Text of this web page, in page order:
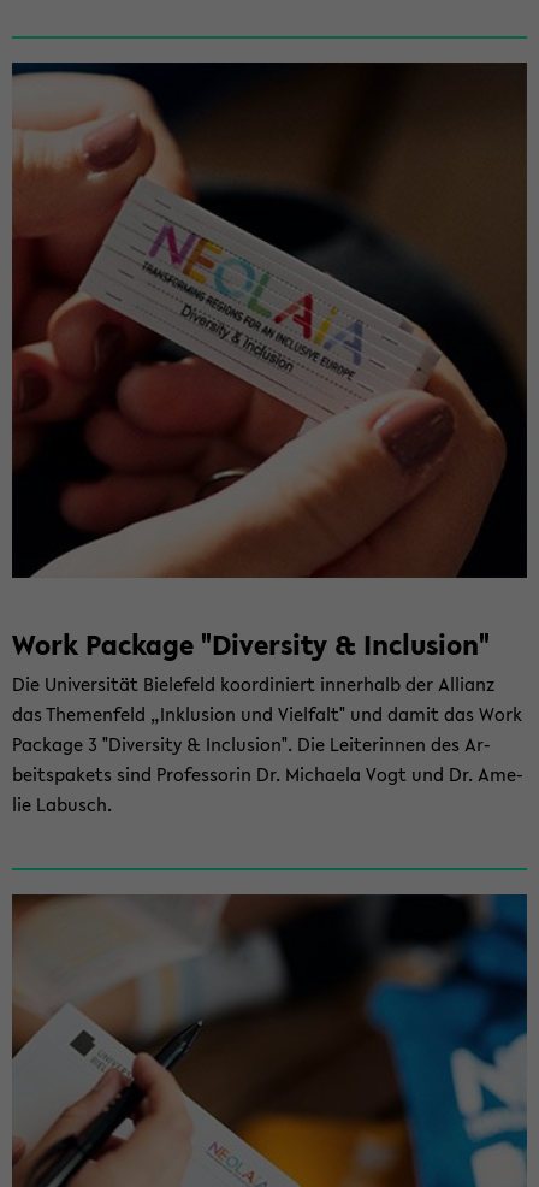
Work Packa­ge "Di­ver­si­ty & In­clu­si­on"
Die Uni­ver­si­tät Bie­le­feld ko­or­di­niert in­ner­halb der Al­li­anz
das The­men­feld „In­klu­si­on und Viel­falt" und damit das Work
Packa­ge 3 "Di­ver­si­ty & In­clu­si­on". Die Lei­te­rin­nen des Ar­
beits­pa­kets sind Pro­fes­so­rin Dr. Mi­chae­la Vogt und Dr. Ame­
lie La­busch.